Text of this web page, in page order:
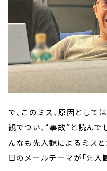
で、このミス、原因として
観でつい、“事故”と読んで
んなも先入観によるミス
日のメールテーマが「先入